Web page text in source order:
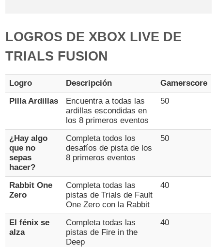
LOGROS DE XBOX LIVE DE
TRIALS FUSION
Logro Descripción
Gamerscore
Pilla Ardillas
Encuentra a todas las
ardillas escondidas en
los 8 primeros eventos
50
¿Hay algo
que no
sepas
hacer?
Completa todos los
desafíos de pista de los
8 primeros eventos
50
Rabbit One
Zero
Completa todas las
pistas de Trials de Fault
One Zero con la Rabbit
40
El fénix se
alza
Completa todas las
pistas de Fire in the
Deep
40